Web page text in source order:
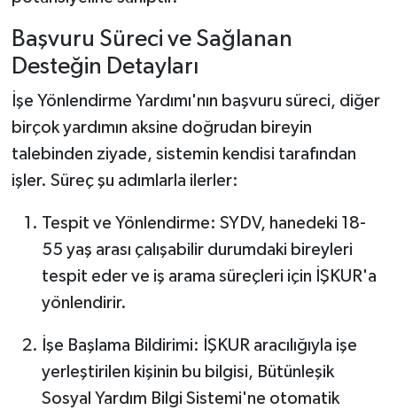
Başvuru Süreci ve Sağlanan
Desteğin Detayları
İşe Yönlendirme Yardımı'nın başvuru süreci, diğer
birçok yardımın aksine doğrudan bireyin
talebinden ziyade, sistemin kendisi tarafından
işler. Süreç şu adımlarla ilerler:
Tespit ve Yönlendirme: SYDV, hanedeki 18-
55 yaş arası çalışabilir durumdaki bireyleri
tespit eder ve iş arama süreçleri için İŞKUR'a
yönlendirir.
İşe Başlama Bildirimi: İŞKUR aracılığıyla işe
yerleştirilen kişinin bu bilgisi, Bütünleşik
Sosyal Yardım Bilgi Sistemi'ne otomatik